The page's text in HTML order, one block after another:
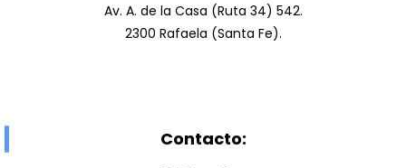
Av. A. de la Casa (Ruta 34) 542.
2300 Rafaela (Santa Fe).
Contacto: